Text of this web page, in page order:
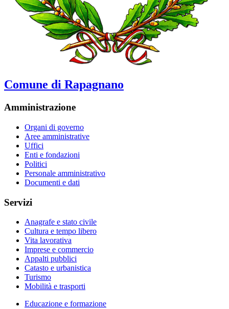
Comune di Rapagnano
Amministrazione
Organi di governo
Aree amministrative
Uffici
Enti e fondazioni
Politici
Personale amministrativo
Documenti e dati
Servizi
Anagrafe e stato civile
Cultura e tempo libero
Vita lavorativa
Imprese e commercio
Appalti pubblici
Catasto e urbanistica
Turismo
Mobilità e trasporti
Educazione e formazione